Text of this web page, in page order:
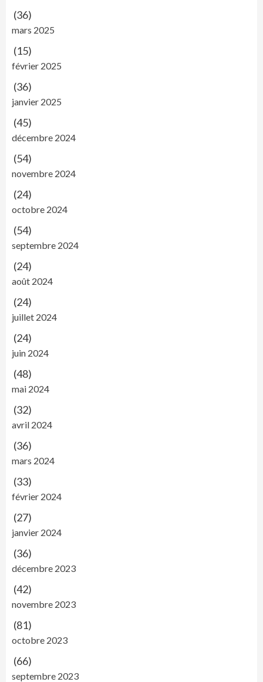
(36)
mars 2025
(15)
février 2025
(36)
janvier 2025
(45)
décembre 2024
(54)
novembre 2024
(24)
octobre 2024
(54)
septembre 2024
(24)
août 2024
(24)
juillet 2024
(24)
juin 2024
(48)
mai 2024
(32)
avril 2024
(36)
mars 2024
(33)
février 2024
(27)
janvier 2024
(36)
décembre 2023
(42)
novembre 2023
(81)
octobre 2023
(66)
septembre 2023